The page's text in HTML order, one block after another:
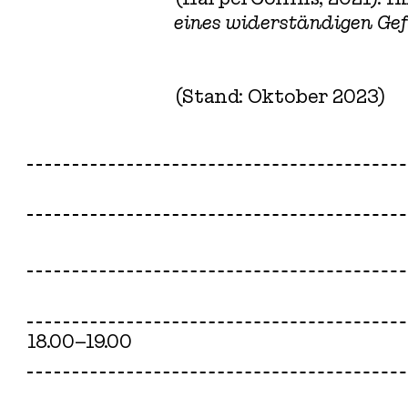
eines widerständigen
(Stand: Oktober 2023)
18.00–19.00